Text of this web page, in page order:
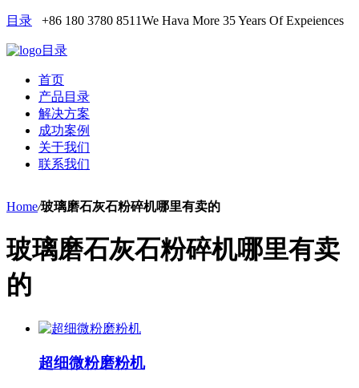
目录 +86 180 3780 8511We Hava More 35 Years Of Expeiences
目录
首页
产品目录
解决方案
成功案例
关于我们
联系我们
Home/玻璃磨石灰石粉碎机哪里有卖的
玻璃磨石灰石粉碎机哪里有卖
的
超细微粉磨粉机